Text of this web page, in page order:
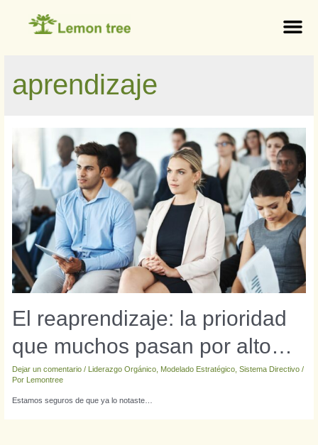
aprendizaje
El reaprendizaje: la prioridad
que muchos pasan por alto…
Dejar un comentario / Liderazgo Orgánico, Modelado Estratégico, Sistema Directivo/
Por Lemontree
Estamos seguros de que ya lo notaste…